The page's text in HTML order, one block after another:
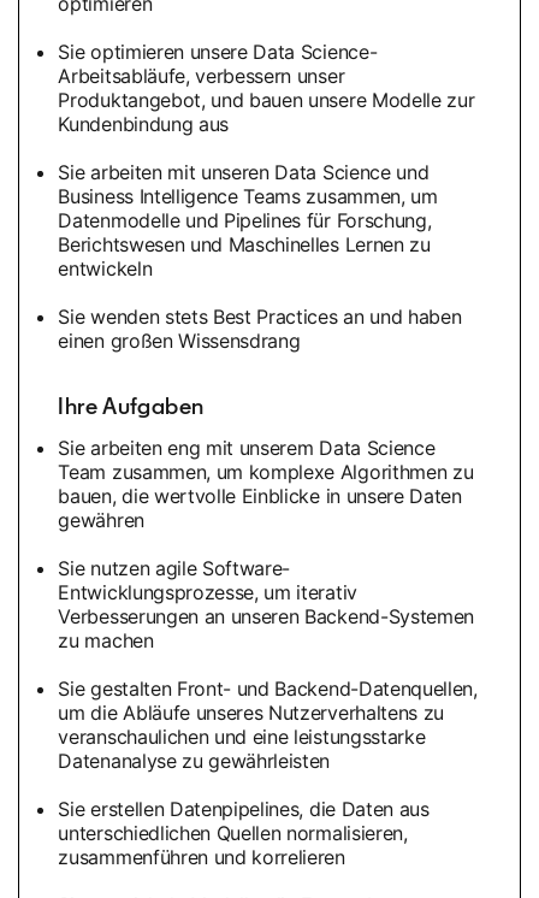
Sie optimieren unsere Data Science-
Arbeitsabläufe, verbessern unser
Produktangebot, und bauen unsere Modelle zur
Kundenbindung aus
Sie arbeiten mit unseren Data Science und
Business Intelligence Teams zusammen, um
Datenmodelle und Pipelines für Forschung,
Berichtswesen und Maschinelles Lernen zu
entwickeln
Sie wenden stets Best Practices an und haben
einen großen Wissensdrang
Ihre Aufgaben
Sie arbeiten eng mit unserem Data Science
Team zusammen, um komplexe Algorithmen zu
bauen, die wertvolle Einblicke in unsere Daten
gewähren
Sie nutzen agile Software-
Entwicklungsprozesse, um iterativ
Verbesserungen an unseren Backend-Systemen
zu machen
Sie gestalten Front- und Backend-Datenquellen,
um die Abläufe unseres Nutzerverhaltens zu
veranschaulichen und eine leistungsstarke
Datenanalyse zu gewährleisten
Sie erstellen Datenpipelines, die Daten aus
unterschiedlichen Quellen normalisieren,
zusammenführen und korrelieren